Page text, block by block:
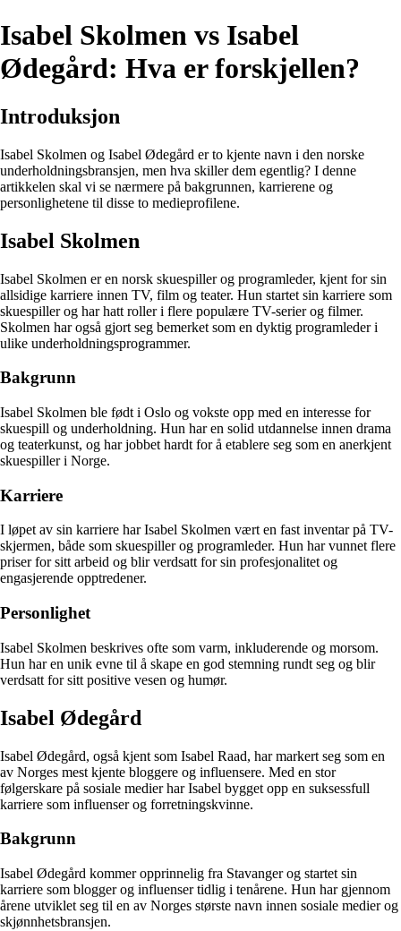
Isabel Skolmen vs Isabel
Ødegård: Hva er forskjellen?
Introduksjon
Isabel Skolmen og Isabel Ødegård er to kjente navn i den norske
underholdningsbransjen, men hva skiller dem egentlig? I denne
artikkelen skal vi se nærmere på bakgrunnen, karrierene og
personlighetene til disse to medieprofilene.
Isabel Skolmen
Isabel Skolmen er en norsk skuespiller og programleder, kjent for sin
allsidige karriere innen TV, film og teater. Hun startet sin karriere som
skuespiller og har hatt roller i flere populære TV-serier og filmer.
Skolmen har også gjort seg bemerket som en dyktig programleder i
ulike underholdningsprogrammer.
Bakgrunn
Isabel Skolmen ble født i Oslo og vokste opp med en interesse for
skuespill og underholdning. Hun har en solid utdannelse innen drama
og teaterkunst, og har jobbet hardt for å etablere seg som en anerkjent
skuespiller i Norge.
Karriere
I løpet av sin karriere har Isabel Skolmen vært en fast inventar på TV-
skjermen, både som skuespiller og programleder. Hun har vunnet flere
priser for sitt arbeid og blir verdsatt for sin profesjonalitet og
engasjerende opptredener.
Personlighet
Isabel Skolmen beskrives ofte som varm, inkluderende og morsom.
Hun har en unik evne til å skape en god stemning rundt seg og blir
verdsatt for sitt positive vesen og humør.
Isabel Ødegård
Isabel Ødegård, også kjent som Isabel Raad, har markert seg som en
av Norges mest kjente bloggere og influensere. Med en stor
følgerskare på sosiale medier har Isabel bygget opp en suksessfull
karriere som influenser og forretningskvinne.
Bakgrunn
Isabel Ødegård kommer opprinnelig fra Stavanger og startet sin
karriere som blogger og influenser tidlig i tenårene. Hun har gjennom
årene utviklet seg til en av Norges største navn innen sosiale medier og
skjønnhetsbransjen.